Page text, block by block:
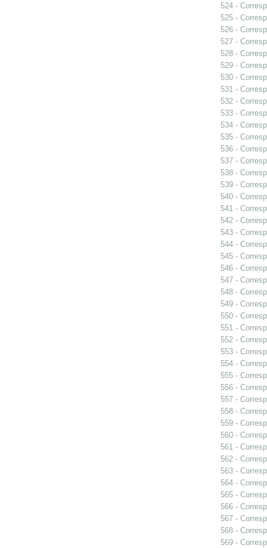
524 -
525 -
526 -
527 -
528 -
529 -
530 -
531 -
532 -
533 -
534 -
535 -
536 -
537 -
538 -
539 -
540 -
541 -
542 -
543 -
544 -
545 -
546 -
547 -
548 -
549 -
550 -
551 -
552 -
553 -
554 -
555 -
556 -
557 -
558 -
559 -
560 -
561 -
562 -
563 -
564 -
565 -
566 -
567 -
568 -
569 -